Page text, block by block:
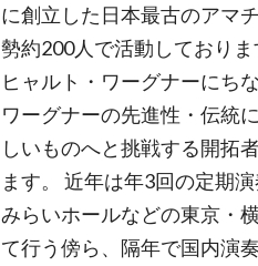
に創立した日本最古のアマ
勢約200人で活動しており
ヒャルト・ワーグナーにち
ワーグナーの先進性・伝統
しいものへと挑戦する開拓
ます。 近年は年3回の定期
みらいホールなどの東京・
て行う傍ら、隔年で国内演